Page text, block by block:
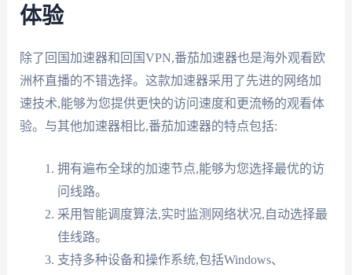
体验
除了回国加速器和回国VPN,番茄加速器也是海外观看欧
洲杯直播的不错选择。这款加速器采用了先进的网络加
速技术,能够为您提供更快的访问速度和更流畅的观看体
验。与其他加速器相比,番茄加速器的特点包括:
拥有遍布全球的加速节点,能够为您选择最优的访
问线路。
采用智能调度算法,实时监测网络状况,自动选择最
佳线路。
支持多种设备和操作系统,包括Windows、